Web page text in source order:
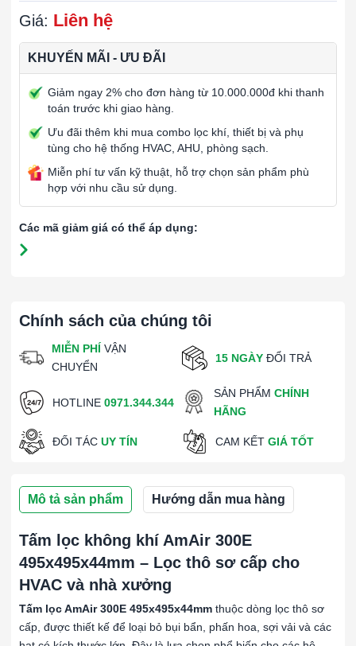
Chính sách của chúng tôi
MIỄN PHÍ VẬN
CHUYỂN
15 NGÀY ĐỔI TRẢ
HOTLINE 0971.344.344
SẢN PHẨMCHÍNH
HÃNG
ĐỐI TÁC UY TÍN CAM KẾT GIÁ TỐT
Mô tả sản phẩm Hướng dẫn mua hàng
Tấm lọc không khí AmAir 300E
495x495x44mm – Lọc thô sơ cấp cho
HVAC và nhà xưởng
Tấm lọc AmAir 300E 495x495x44mm thuộc dòng lọc thô sơ
cấp, được thiết kế để loại bỏ bụi bẩn, phấn hoa, sợi vải và các
Giá: Liên hệ
KHUYẾN MÃI - ƯU ĐÃI
Giảm ngay 2% cho đơn hàng từ 10.000.000đ khi thanh
toán trước khi giao hàng.
Ưu đãi thêm khi mua combo lọc khí, thiết bị và phụ
tùng cho hệ thống HVAC, AHU, phòng sạch.
Miễn phí tư vấn kỹ thuật, hỗ trợ chọn sản phẩm phù
hợp với nhu cầu sử dụng.
Các mã giảm giá có thể áp dụng: